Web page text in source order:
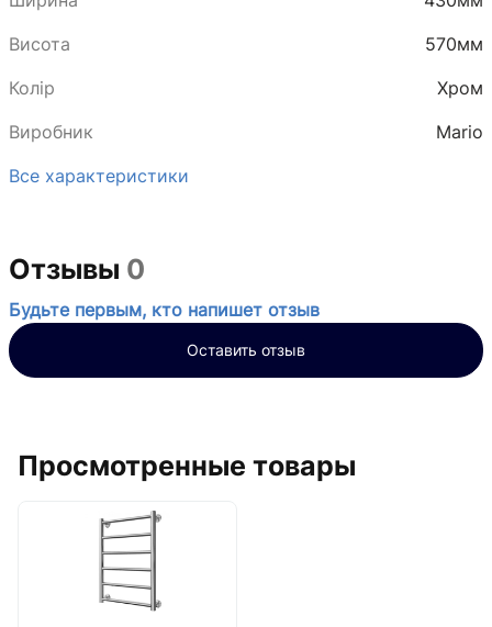
Висота
570мм
Колір
Хром
Виробник
Mario
Все характеристики
Отзывы 0
Будьте первым, кто напишет отзыв
Оставить отзыв
Просмотренные товары